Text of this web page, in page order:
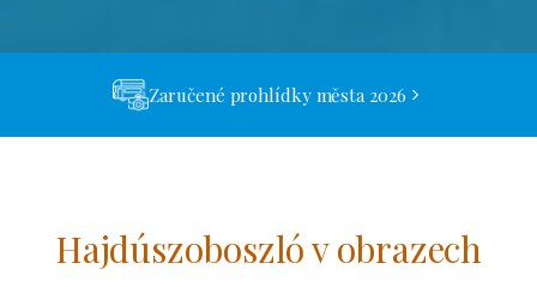
Zaručené prohlídky města 2026
Hajdúszoboszló v obrazech